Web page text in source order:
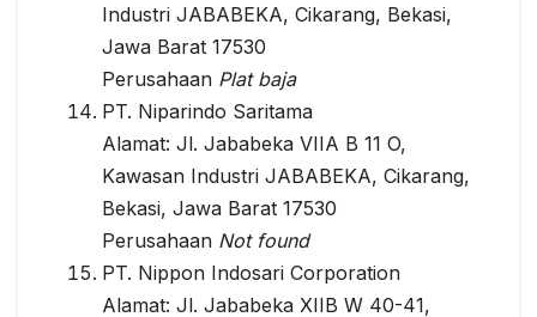
Industri JABABEKA, Cikarang, Bekasi,
Jawa Barat 17530
Perusahaan Plat baja
PT. Niparindo Saritama
Alamat: Jl. Jababeka VIIA B 11 O,
Kawasan Industri JABABEKA, Cikarang,
Bekasi, Jawa Barat 17530
Perusahaan Not found
PT. Nippon Indosari Corporation
Alamat: Jl. Jababeka XIIB W 40-41,